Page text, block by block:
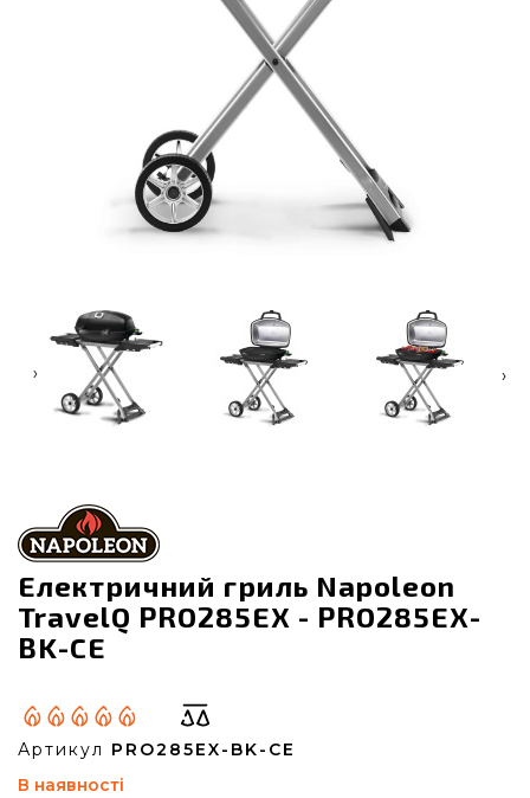
‹ ›
Електричний гриль Napoleon
TravelQ PRO285EX - PRO285EX-
BK-CE
Артикул PRO285EX-BK-CE
В наявності